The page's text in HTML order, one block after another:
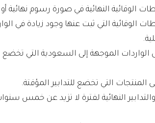
الوقائية النهائية في صورة رسوم نهائية أو
الوقائية التي ثبت عنها وجود زيادة في
الواردات الموجهة إلى السعودية التي تخضع
المنتجات التي تخضع للتدابير المؤقتة.
النهائية لفترة لا تزيد عن خمس